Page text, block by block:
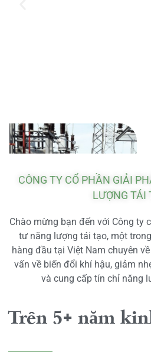
CÔNG TY CỔ PHẦN GIẢI
LƯỢNG TÁI
Chào mừng bạn đến với Công ty
tư năng lượng tái tạo, một
hàng đầu tại Việt Nam chuyên
vấn về biến đổi khí hậu, giảm
và cung cấp tín chỉ năng
Trên 5+ năm